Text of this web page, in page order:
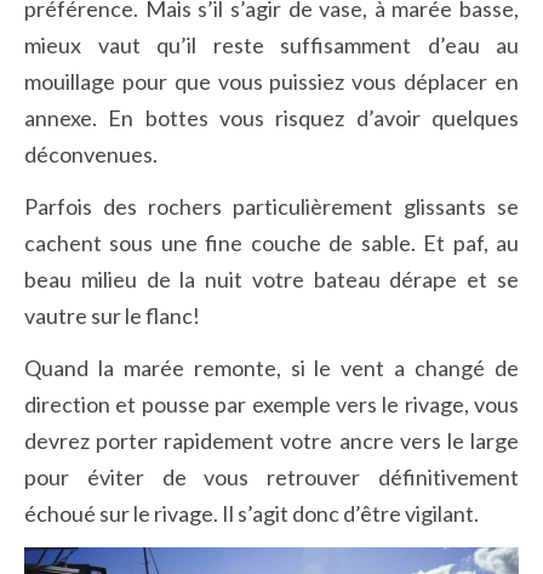
préférence. Mais s’il s’agir de vase, à marée basse,
mieux vaut qu’il reste suffisamment d’eau au
mouillage pour que vous puissiez vous déplacer en
annexe. En bottes vous risquez d’avoir quelques
déconvenues.
Parfois des rochers particulièrement glissants se
cachent sous une fine couche de sable. Et paf, au
beau milieu de la nuit votre bateau dérape et se
vautre sur le flanc!
Quand la marée remonte, si le vent a changé de
direction et pousse par exemple vers le rivage, vous
devrez porter rapidement votre ancre vers le large
pour éviter de vous retrouver définitivement
échoué sur le rivage. Il s’agit donc d’être vigilant.